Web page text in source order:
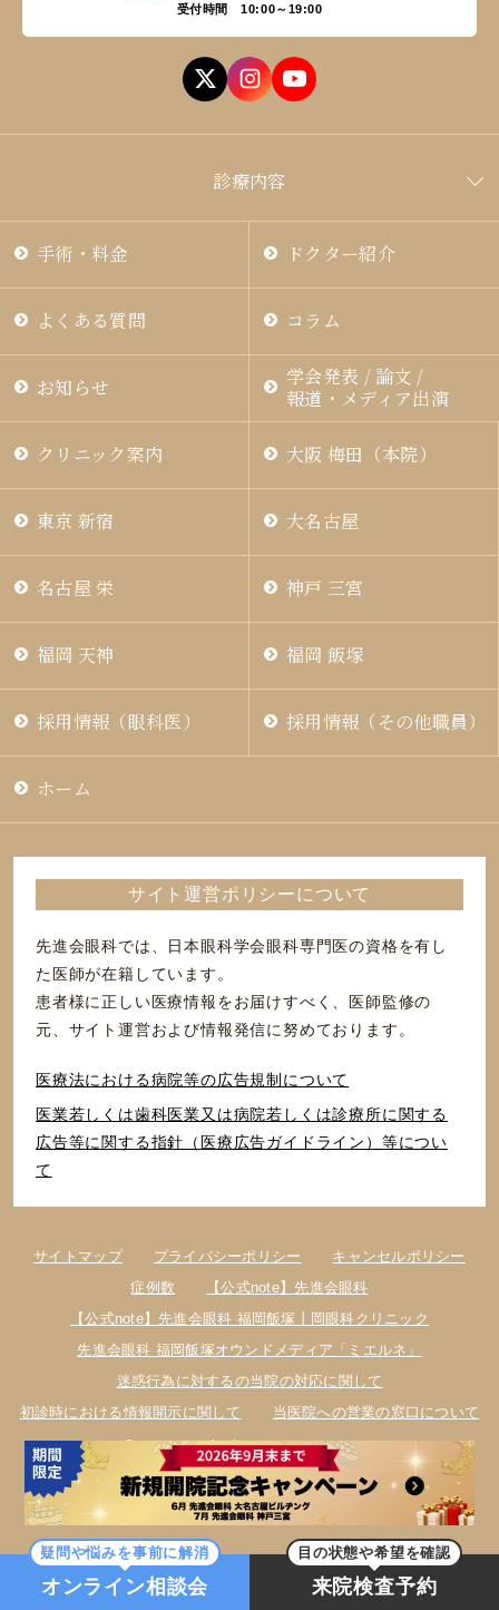
受付時間 10:00～19:00
手術・料金 ドクター紹介
よくある質問 コラム
お知らせ
学会発表 / 論文 /
報道・メディア出演
クリニック案内 大阪 梅田（本院）
東京 新宿 大名古屋
名古屋 栄 神戸 三宮
福岡 天神 福岡 飯塚
採用情報（眼科医） 採用情報（その他職員）
ホーム
診療内容
サイト運営ポリシーについて
先進会眼科では、日本眼科学会眼科専門医の資格を有し
た医師が在籍しています。
患者様に正しい医療情報をお届けすべく、医師監修の
元、サイト運営および情報発信に努めております。
医療法における病院等の広告規制について
医業若しくは⻭科医業⼜は病院若しくは診療所に関する
広告等に関する指針（医療広告ガイドライン）等につい
て
サイトマップ プライバシーポリシー
キャンセルポリシー
症例数
【公式note】先進会眼科
【公式note】先進会眼科 福岡飯塚丨岡眼科クリニック
先進会眼科 福岡飯塚オウンドメディア「ミエルネ」
迷惑行為に対するの当院の対応に関して
初診時における情報開示に関して
当医院への営業の窓口について
© 2026 Senshinkai Eye Institute, Inc.
疑問や悩みを事前に解消
オンライン相談会
目の状態や希望を確認
来院検査予約